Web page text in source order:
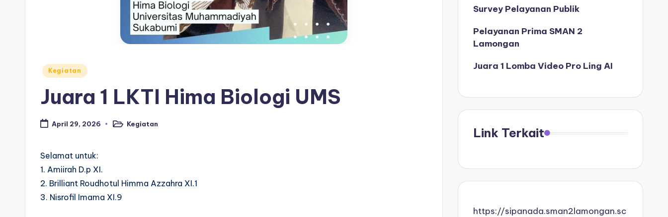
Posted
Kegiatan
Juara 1 LKTI Hima Biologi UMS
April 29, 2026
PostedKegiatan
Selamat untuk:
1. Amiirah D.p XI.
2. Brilliant Roudhotul Himma Azzahra XI.1
3. Nisrofil Imama XI.9
Survey Pelayanan Publik
Pelayanan Prima SMAN 2
Lamongan
Juara 1 Lomba Video Pro Ling AI
Link Terkait
https://sipanada.sman2lamongan.sc